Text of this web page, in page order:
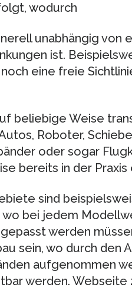
wodurch
unabhängig von
ist.
eine freie
beliebige Weise
Roboter,
oder sogar
bereits in der Praxis
sind
bei jedem
werden
sein, wo durch den
aufgenommen
werden. Webseite